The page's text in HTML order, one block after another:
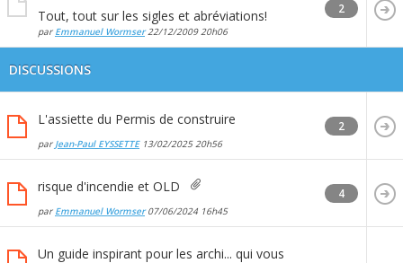
Tout, tout sur les sigles et abréviations!
par Emmanuel Wormser22/12/2009 20h06
2
DISCUSSIONS
L'assiette du Permis de construire
par Jean-Paul EYSSETTE13/02/202520h56
2
risque d'incendie et OLD
par Emmanuel Wormser07/06/2024 16h45
4
Un guide inspirant pour les archi... qui vous